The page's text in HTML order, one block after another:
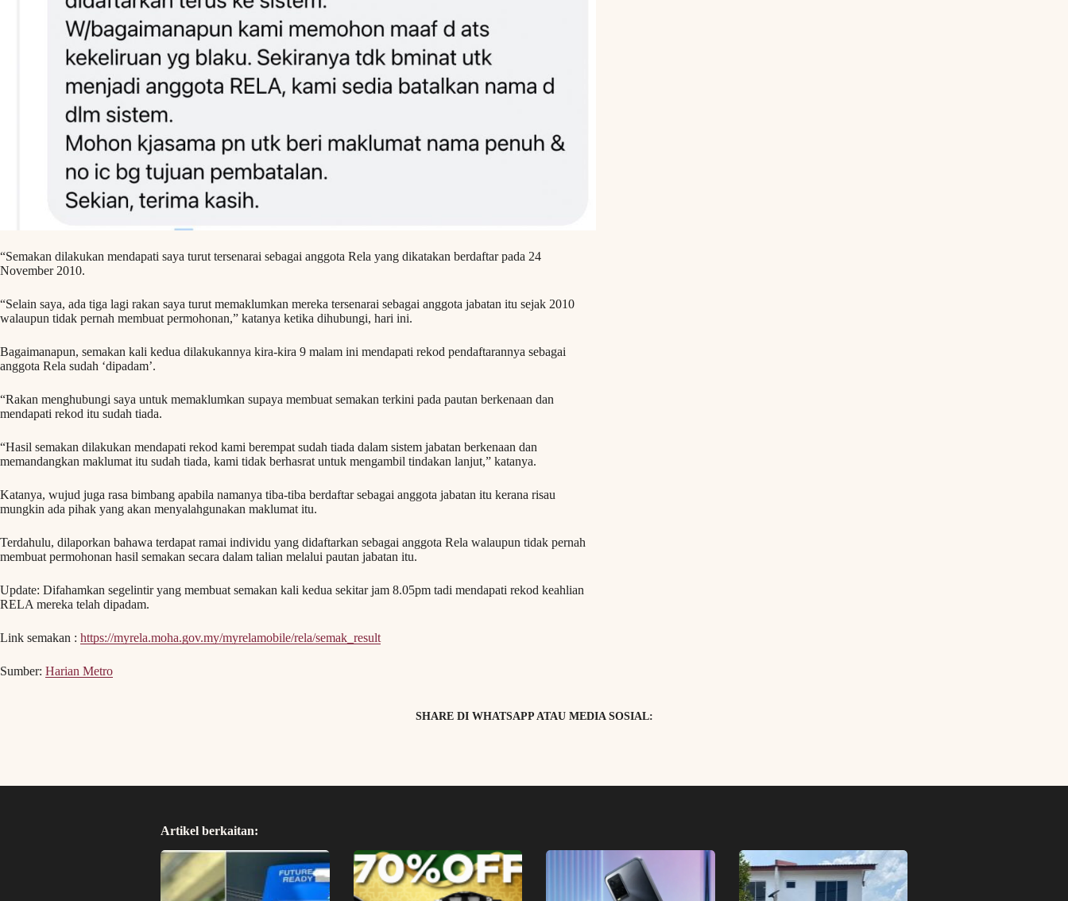
“Semakan dilakukan mendapati saya turut tersenarai sebagai anggota Rela yang dikatakan berdaftar pada 24
November 2010.
“Selain saya, ada tiga lagi rakan saya turut memaklumkan mereka tersenarai sebagai anggota jabatan itu sejak 2010
walaupun tidak pernah membuat permohonan,” katanya ketika dihubungi, hari ini.
Bagaimanapun, semakan kali kedua dilakukannya kira-kira 9 malam ini mendapati rekod pendaftarannya sebagai
anggota Rela sudah ‘dipadam’.
“Rakan menghubungi saya untuk memaklumkan supaya membuat semakan terkini pada pautan berkenaan dan
mendapati rekod itu sudah tiada.
“Hasil semakan dilakukan mendapati rekod kami berempat sudah tiada dalam sistem jabatan berkenaan dan
memandangkan maklumat itu sudah tiada, kami tidak berhasrat untuk mengambil tindakan lanjut,” katanya.
Katanya, wujud juga rasa bimbang apabila namanya tiba-tiba berdaftar sebagai anggota jabatan itu kerana risau
mungkin ada pihak yang akan menyalahgunakan maklumat itu.
Terdahulu, dilaporkan bahawa terdapat ramai individu yang didaftarkan sebagai anggota Rela walaupun tidak pernah
membuat permohonan hasil semakan secara dalam talian melalui pautan jabatan itu.
Update: Difahamkan segelintir yang membuat semakan kali kedua sekitar jam 8.05pm tadi mendapati rekod keahlian
RELA mereka telah dipadam.
Link semakan : https://myrela.moha.gov.my/myrelamobile/rela/semak_result
Sumber: Harian Metro
SHARE DI WHATSAPP ATAU MEDIA SOSIAL:
Artikel berkaitan: